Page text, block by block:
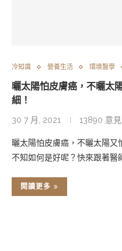
冷知識 營養生活 環境醫學
曬太陽怕皮膚癌，不曬太
細！
30 7 月, 2021 13890 意見
曬太陽怕皮膚癌，不曬太陽又
不知如何是好呢？快來跟著醫
閱讀更多